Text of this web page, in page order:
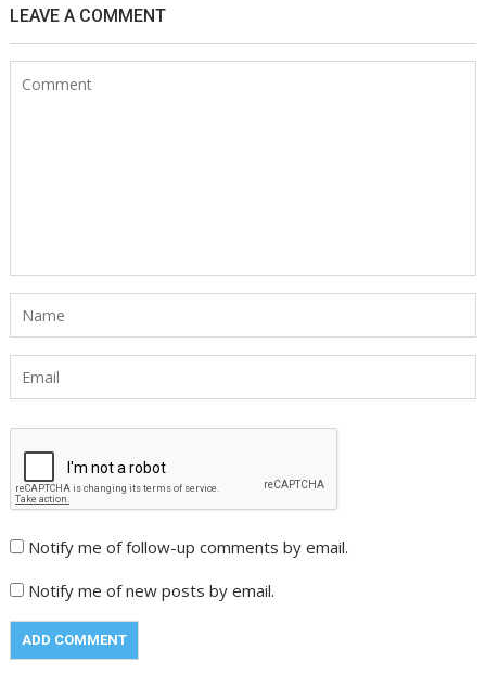
LEAVE A COMMENT
Notify me of follow-up comments by email.
Notify me of new posts by email.